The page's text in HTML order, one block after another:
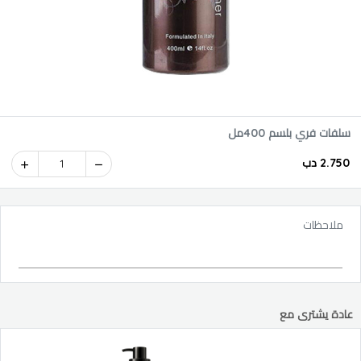
سلفات فري بلسم 400مل
2.750 دب 1
ملاحظات
عادة يشترى مع